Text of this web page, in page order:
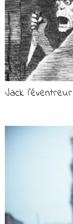
Jack